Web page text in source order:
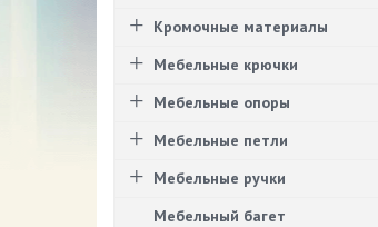
Кромочные материалы
Мебельные крючки
Мебельные опоры
Мебельные петли
Мебельные ручки
Мебельный багет